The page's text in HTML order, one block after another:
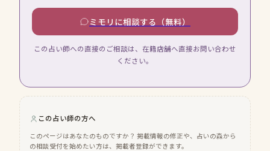
ミモリに相談する（無料）
この占い師への直接のご相談は、在籍店舗へ直接お問い合わせ
ください。
この占い師の方へ
このページはあなたのものですか？ 掲載情報の修正や、占いの森から
の相談受付を始めたい方は、掲載者登録ができます。